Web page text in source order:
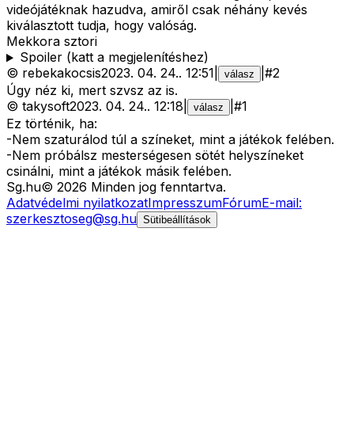
videójátéknak hazudva, amiről csak néhány kevés
kiválasztott tudja, hogy valóság.
Mekkora sztori
Spoiler (katt a megjelenítéshez)
© rebekakocsis2023. 04. 24.. 12:51 válasz #2
Úgy néz ki, mert szvsz az is.
© takysoft2023. 04. 24.. 12:18 válasz #1
Ez történik, ha:
-Nem szaturálod túl a színeket, mint a játékok felében.
-Nem próbálsz mesterségesen sötét helyszíneket
csinálni, mint a játékok másik felében.
Sg.hu© 2026 Minden jog fenntartva.
Adatvédelmi nyilatkozatImpresszumFórumE-mail:
szerkesztoseg@sg.hu Sütibeállítások